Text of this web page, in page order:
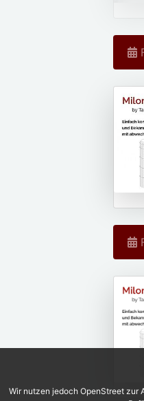
Wir nutzen jedoch OpenStreet zur